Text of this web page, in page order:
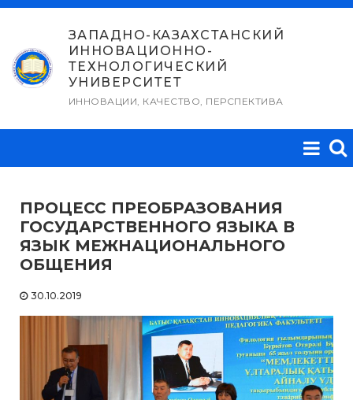
Перейти
содержимому
ЗАПАДНО-КАЗАХСТАНСКИЙ
ИННОВАЦИОННО-
ТЕХНОЛОГИЧЕСКИЙ
УНИВЕРСИТЕТ
ИННОВАЦИИ, КАЧЕСТВО, ПЕРСПЕКТИВА
ПРОЦЕСС ПРЕОБРАЗОВАНИЯ
ГОСУДАРСТВЕННОГО ЯЗЫКА В
ЯЗЫК МЕЖНАЦИОНАЛЬНОГО
ОБЩЕНИЯ
30.10.2019